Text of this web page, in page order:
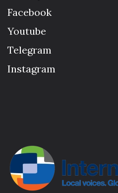
Facebook
Youtube
Telegram
Instagram